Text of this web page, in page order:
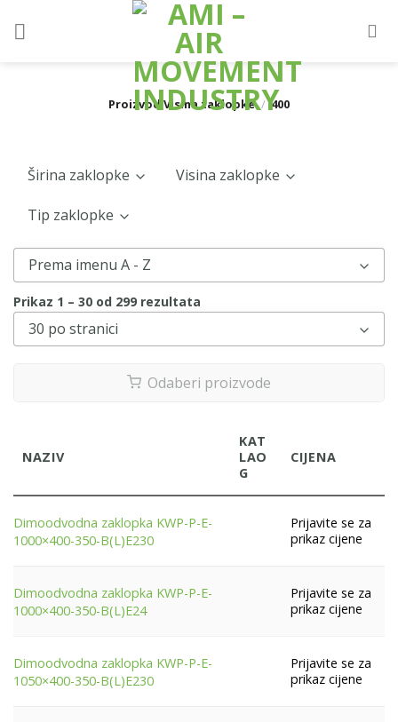
Proizvod Visina zaklopke / 400
Širina zaklopke
200 (17)
250 (7)
1000 (17)
1050 (7)
1350 (7)
1450 (7)
300 (17)
Visina zaklopke
Tip zaklopke
KWP-LE
KWP-O-E (28)
Prema imenu A - Z
Prikaz 1 – 30 od 299 rezultata
30 po stranici
Odaberi proizvode
NAZIV
KAT
LAO
G
CIJENA
Dimoodvodna zaklopka KWP-P-E-
1000×400-350-B(L)E230
Prijavite se za
prikaz cijene
Dimoodvodna zaklopka KWP-P-E-
1000×400-350-B(L)E24
Prijavite se za
prikaz cijene
Dimoodvodna zaklopka KWP-P-E-
1050×400-350-B(L)E230
Prijavite se za
prikaz cijene